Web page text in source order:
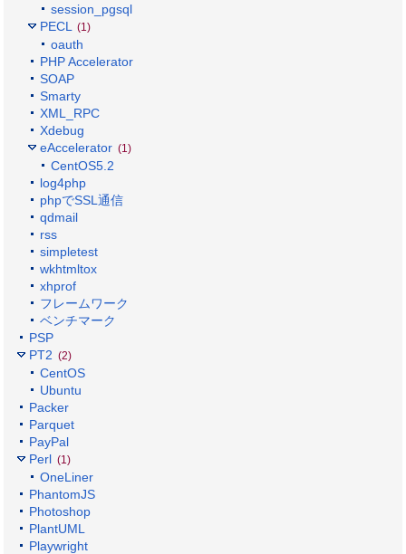
session_pgsql
PECL
(1)
oauth
PHP Accelerator
SOAP
Smarty
XML_RPC
Xdebug
eAccelerator (1)
CentOS5.2
log4php
phpでSSL通信
qdmail
rss
simpletest
wkhtmltox
xhprof
フレームワーク
ベンチマーク
PSP
PT2 (2)
CentOS
Ubuntu
Packer
Parquet
PayPal
Perl (1)
OneLiner
PhantomJS
Photoshop
PlantUML
Playwright